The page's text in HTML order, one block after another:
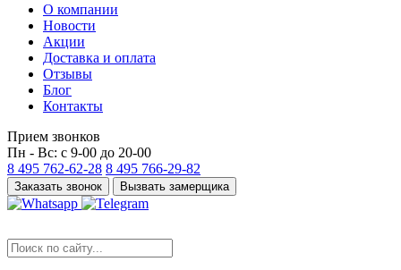
О компании
Новости
Акции
Доставка и оплата
Отзывы
Блог
Контакты
Прием звонков
Пн - Вс: с 9-00 до 20-00
8 495 762-62-28 8 495 766-29-82
Заказать звонок Вызвать замерщика